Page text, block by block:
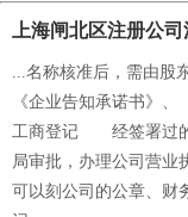
上海闸北区注册公
...名称核准后，需由股
《企业告知承诺书》
工商登记 经签署过的
局审批，办理公司营
可以刻公司的公章、